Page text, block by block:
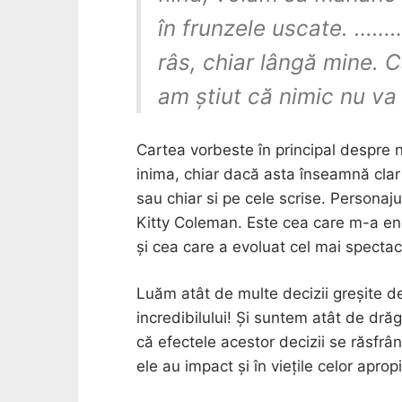
în frunzele uscate.
râs, chiar lângă mine.
am știut că nimic nu va
Cartea vorbeste în principal despre
inima, chiar dacă asta înseamnă
sau chiar si pe cele scrise.
Kitty Coleman. Este cea care m-a
și cea care a evoluat cel mai
Luăm atât de multe decizii greșite
incredibilului! Și suntem atât de
că efectele acestor decizii se
ele au impact și în viețile celor